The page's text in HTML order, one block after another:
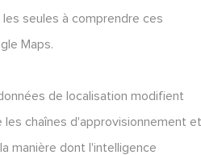
seules à comprendre ces
Maps.
de localisation modifient
les chaînes d'approvisionnement
manière dont l'intelligence